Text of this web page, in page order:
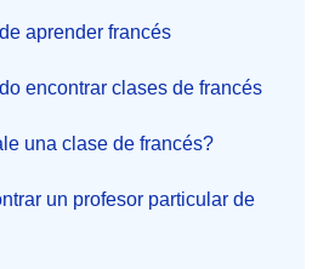
aprender francés
encontrar clases de francés
una clase de francés?
un profesor particular de